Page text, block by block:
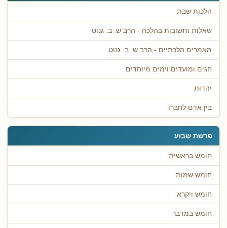
הלכות שבת
שאלות ותשובות בהלכה - הרב ש. ב. גנוט
מאמרים הלכתיים - הרב ש. ב. גנוט
חגים ומועדים וימים מיוחדים
יהדות
בין אדם לחברו
פרשת שבוע
חומש בראשית
חומש שמות
חומש ויקרא
חומש במדבר